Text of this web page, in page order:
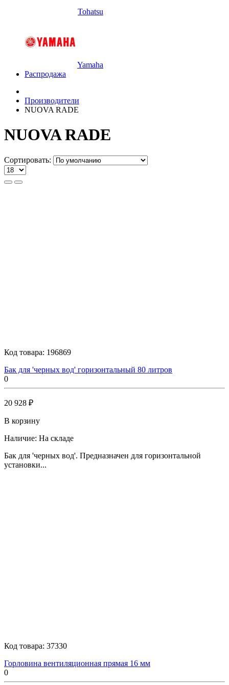
Tohatsu
Yamaha
Распродажа
Производители
NUOVA RADE
NUOVA RADE
Сортировать:
Код товара: 196869
Бак для 'черных вод' горизонтальный 80 литров
0
20 928 ₽
В корзину
Наличие: На складе
Бак для 'черных вод'. Предназначен для горизонтальной
установки...
Код товара: 37330
Горловина вентиляционная прямая 16 мм
0